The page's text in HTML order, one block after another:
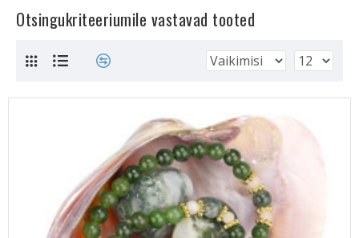
Otsingukriteeriumile vastavad tooted